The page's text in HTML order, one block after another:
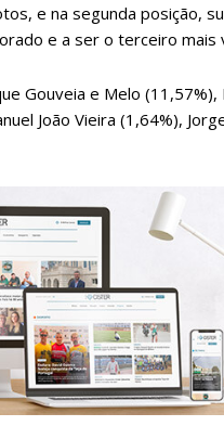
e na segunda posição,
e a ser o terceiro mais
Gouveia e Melo
João Vieira (1,64%),